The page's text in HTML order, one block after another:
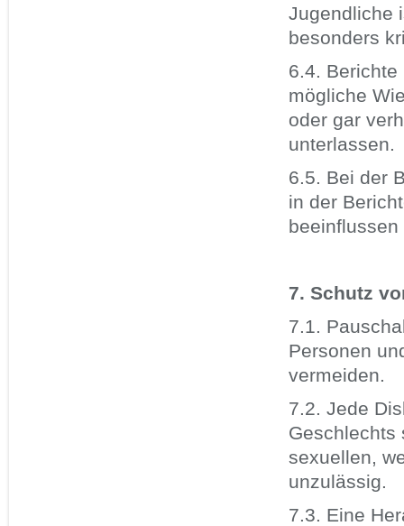
Jugendliche
besonders
6.4.
mögliche
oder gar
unterlassen.
6.5. Bei der
in der
7. Schutz
7.1.
Personen
vermeiden.
7.2. Jede
Geschlechts
sexuellen,
unzulässig.
7.3. Eine